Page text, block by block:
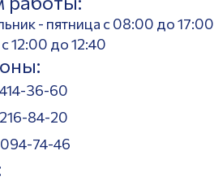
- пятница с 08:00 до 17:00
12:00 до 12:40
36-60
84-20
74-46